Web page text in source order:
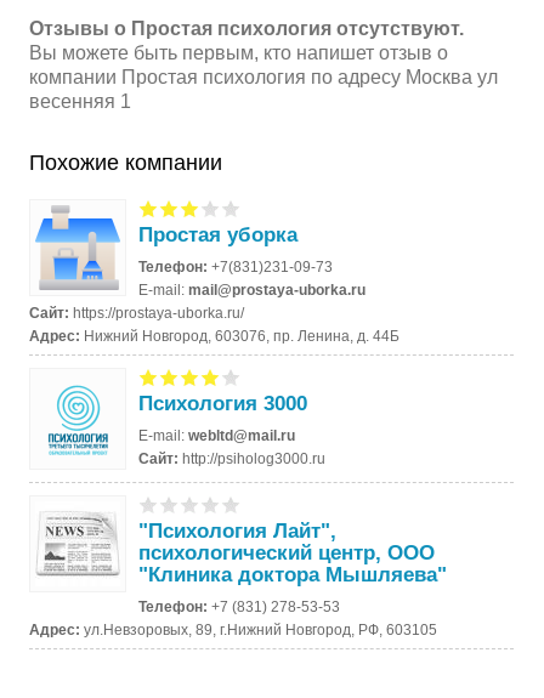
Отзывы о Простая психология отсутствуют.
Вы можете быть первым, кто напишет отзыв о
компании Простая психология по адресу Москва ул
весенняя 1
Похожие компании
Простая уборка
Телефон:+7(831)231-09-73
E-mail:mail@prostaya-uborka.ru
Сайт:https://prostaya-uborka.ru/
Адрес: Нижний Новгород, 603076, пр. Ленина, д. 44Б
Психология 3000
E-mail:webltd@mail.ru
Сайт:http://psiholog3000.ru
"Психология Лайт",
психологический центр, ООО
"Клиника доктора Мышляева"
Телефон:+7 (831) 278-53-53
Адрес:ул.Невзоровых, 89, г.Нижний Новгород, РФ, 603105